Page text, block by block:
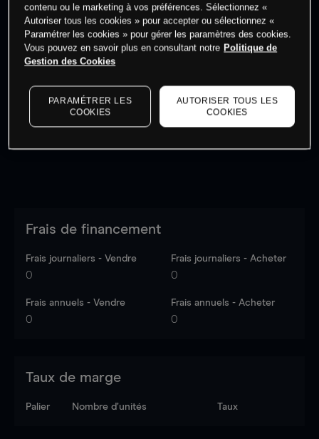
dernières données du marché.Log into see latest
market data
Frais de financement
Frais journaliers - Vendre
0
Frais journaliers - Acheter
0
Frais annuels - Vendre
0
Frais annuels - Acheter
0
Taux de marge
Palier Nombre d’unités Taux
contenu ou le marketing à vos préférences. Sélectionnez «
Autoriser tous les cookies » pour accepter ou sélectionnez «
Paramétrer les cookies » pour gérer les paramètres des cookies.
Vous pouvez en savoir plus en consultant notre Politique de
Gestion des Cookies
PARAMÉTRER LES
COOKIES
AUTORISER TOUS LES
COOKIES